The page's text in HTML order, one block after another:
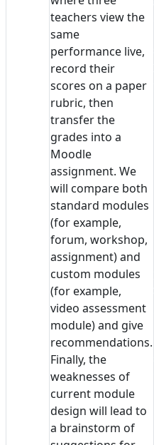
teachers view the
same
performance live,
record their
scores on a paper
rubric, then
transfer the
grades into a
Moodle
assignment. We
will compare both
standard modules
(for example,
forum, workshop,
assignment) and
custom modules
(for example,
video assessment
module) and give
recommendations.
Finally, the
weaknesses of
current module
design will lead to
a brainstorm of